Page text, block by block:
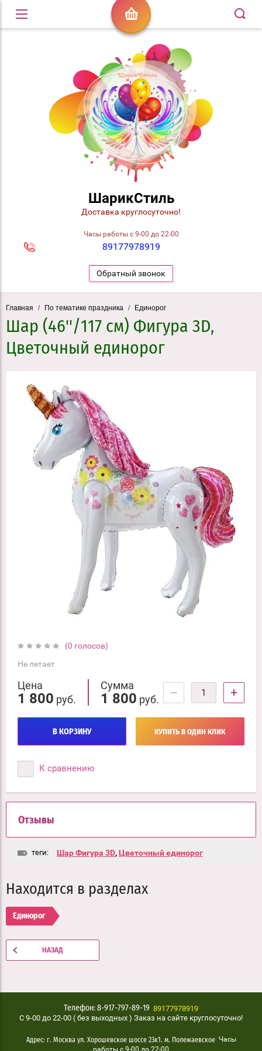
ШарикСтиль
Доставка круглосуточно!
Часы работы с 9-00 до 22-00
89177978919
Обратный звонок
Главная / По тематике праздника / Единорог
Шар (46''/117 см) Фигура 3D,
Цветочный единорог
(0 голосов)
Не летает
Цена
1 800 руб.
Сумма
1 800 руб.
− +
В КОРЗИНУ КУПИТЬ В ОДИН КЛИК
К сравнению
Отзывы
теги: Шар Фигура 3D,Цветочный единорог
Находится в разделах
Единорог
НАЗАД
Телефон: 8-917-797-89-19 89177978919
C 9-00 до 22-00 ( без выходных ) Заказ на сайте круглосуточно!
Адрес: г. Москва ул. Хорошевское шоссе 23к1. м. Полежаевское Часы
работы с 9-00 до 22-00